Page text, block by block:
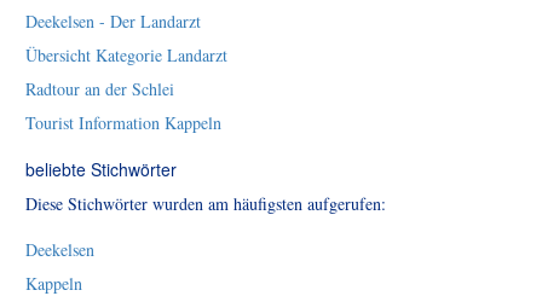
Deekelsen - Der Landarzt
Übersicht Kategorie Landarzt
Radtour an der Schlei
Tourist Information Kappeln
beliebte Stichwörter
Diese Stichwörter wurden am häufigsten aufgerufen:
Deekelsen
Kappeln